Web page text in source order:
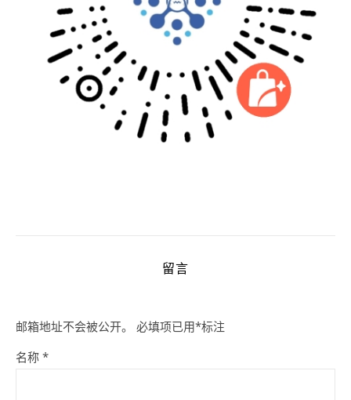
留言
邮箱地址不会被公开。 必填项已用*标注
名称 *